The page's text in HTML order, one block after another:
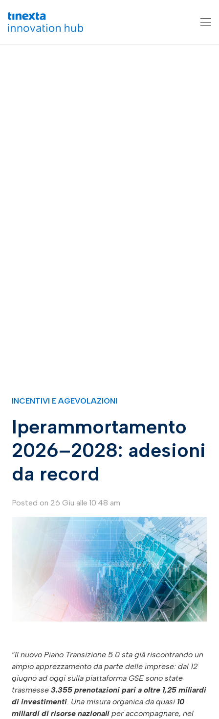
INCENTIVI E AGEVOLAZIONI
Iperammortamento
2026–2028: adesioni
da record
Posted on 26 Giu alle 10:48 am
“Il nuovo Piano Transizione 5.0 sta già riscontrando un
ampio apprezzamento da parte delle imprese: dal 12
giugno ad oggi sulla piattaforma GSE sono state
trasmesse 3.355 prenotazioni pari a oltre 1,25 miliardi
di investimenti. Una misura organica da quasi 10
miliardi di risorse nazionali per accompagnare, nel